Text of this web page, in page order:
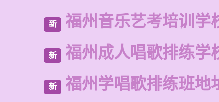
新 福州音乐艺考培训学
新 福州成人唱歌排练学
新 福州学唱歌排练班地